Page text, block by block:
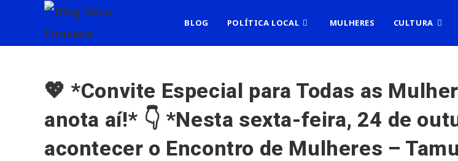
BLOG POLÍTICA LOCAL MULHERES CULTURA
💖 *Convite Especial para Todas as
anota aí!* 👇 *Nesta sexta-feira, 24 de
acontecer o Encontro de Mulheres –